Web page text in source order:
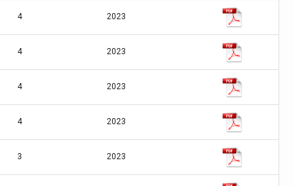
4 2023
4 2023
4 2023
4 2023
3 2023